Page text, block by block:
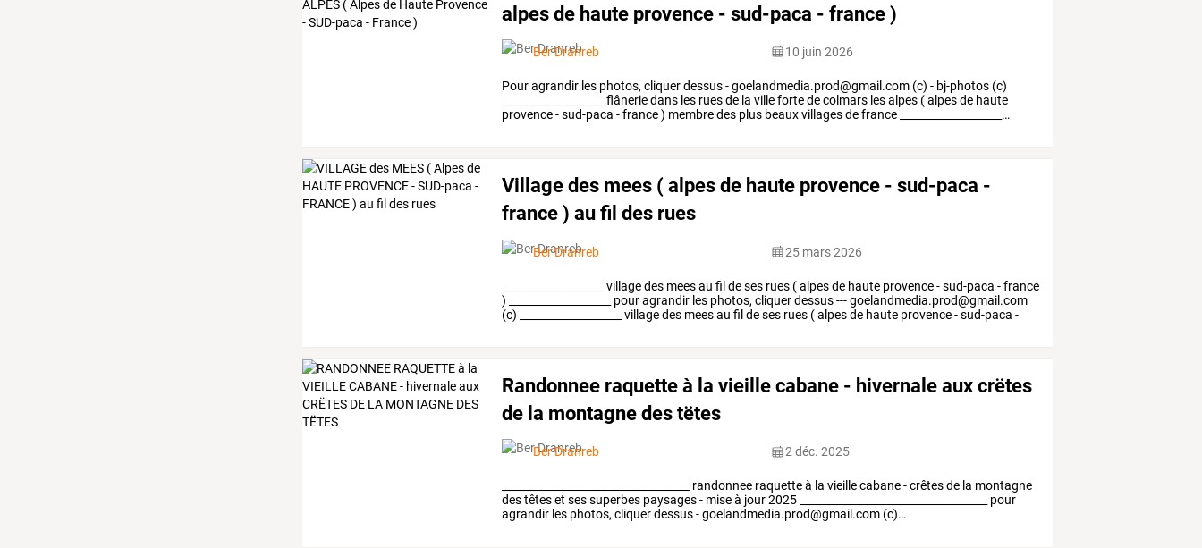
alpes de haute provence - sud-paca - france )
Ber Dranreb 10 juin 2026
Pouragrandir les photos, cliquerdessus-goelandmedia.prod@gmail.com (c) - bj-photos (c)
flâneriedans les ruesde la villefortedecolmars lesalpes (alpesde haute
provence-sud-paca -france) membredes plus beauxvillagesdefrance …
Village des mees ( alpes de haute provence - sud-paca -
france ) au fil des rues
Ber Dranreb 25 mars 2026
villagedes meesau fil deses rues (alpesde haute provence-sud-paca -france
)
pouragrandir les photos, cliquerdessus---goelandmedia.prod@gmail.com
(c)
villagedes meesau fil deses rues (alpesde haute provence-sud-paca -
Randonnee raquette à la vieille cabane - hivernale aux crëtes
de la montagne des tëtes
Ber Dranreb 2 déc. 2025
randonnee raquetteà la vieillecabane-crêtesde la montagne
destêteset sessuperbes paysages- miseà jour2025
pour
agrandir les photos,cliquerdessus-goelandmedia.prod@gmail.com (c)…